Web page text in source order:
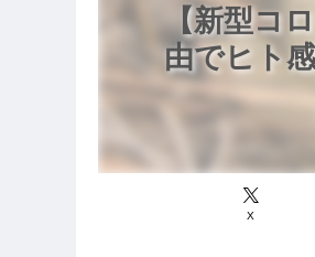
【新型コ
由でヒト
X